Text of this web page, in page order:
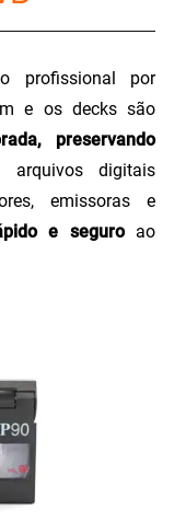
profissional por
e os decks são
preservando
arquivos digitais
emissoras e
e seguroao